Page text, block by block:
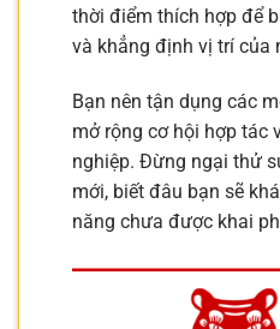
thời điểm thích hợp để
và khẳng định vị trí của
Bạn nên tận dụng các
mở rộng cơ hội hợp tác
nghiệp. Đừng ngại thử
mới, biết đâu bạn sẽ
năng chưa được khai